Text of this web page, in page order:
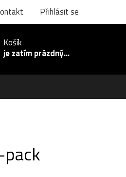
Přihlásit se
Košík
je zatím prázdný...